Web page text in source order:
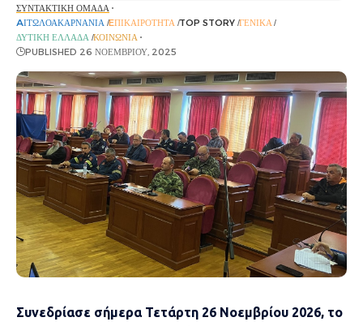
ΣΥΝΤΑΚΤΙΚΉ ΟΜΆΔΑ
AΙΤΩΛΟΑΚΑΡΝΑΝΊΑ EΠΙΚΑΙΡΌΤΗΤΑ TOP STORY ΓΕΝΙΚΆ
ΔΥΤΙΚΉ ΕΛΛΆΔΑ ΚΟΙΝΩΝΊΑ
PUBLISHED 26 ΝΟΕΜΒΡΊΟΥ, 2025
Συνεδρίασε σήμερα Τετάρτη 26 Νοεμβρίου 2026, το